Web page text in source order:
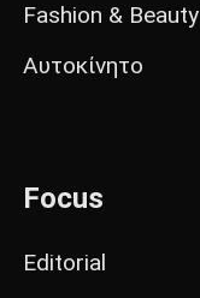
Fashion & Beauty
Αυτοκίνητο
Focus
Editorial